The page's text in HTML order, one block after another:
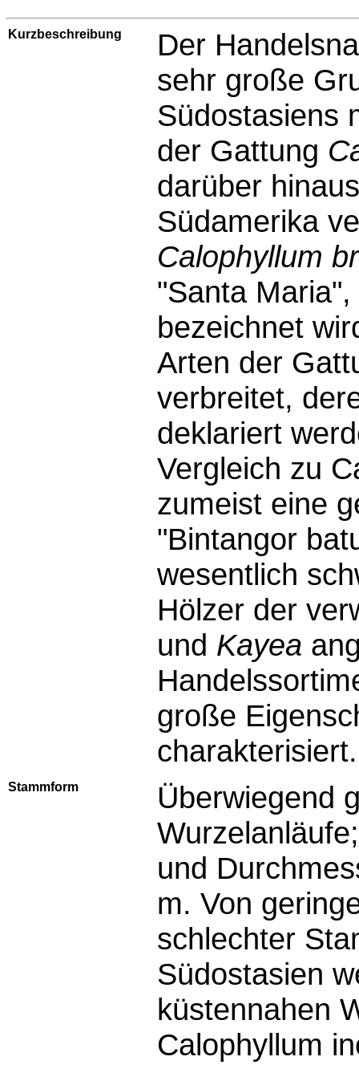
Kurzbeschreibung
Der
sehr große
Südostasiens
der Gattung
darüber
Südamerika
Calophyllum
Santa Maria ,
bezeichnet
Arten der
verbreitet,
deklariert
Vergleich zu
zumeist eine
Bintangor
wesentlich
Hölzer der
und Kayea
große
charakterisiert.
Stammform
Überwiegend
und
m. Von
schlechter
Südostasien
küstennahen
Calophyllum